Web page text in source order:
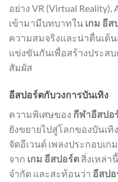
อย่าง VR (Virtual Reality),
เข้ามามีบทบาทใน เกม อีส
ความสมจริงและน่าตื่นเต้
แข่งขันกันเพื่อสร้างประส
สัมผัส
อีสปอร์ตกับวงการบันเทิง
ความพิเศษของ กีฬาอีสปอ
ยังขยายไปสู่โลกของบันเ
จัดอีเวนต์ เพลงประกอบเ
จาก เกม อีสปอร์ต สิ่งเหล่า
จำกัด และสะท้อนว่า อีสปอ